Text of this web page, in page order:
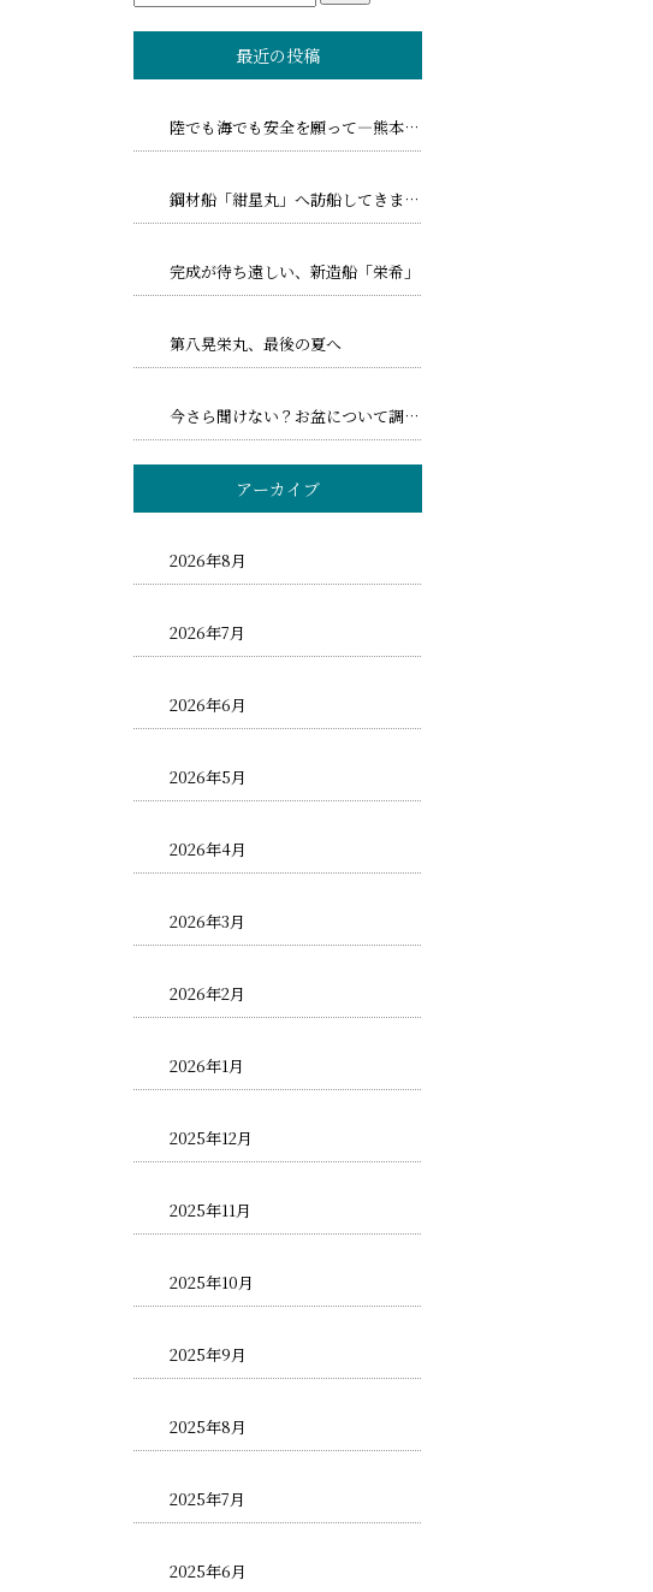
最近の投稿
陸でも海でも安全を願って―熊本地震とトリプル台風への備え
鋼材船「紺星丸」へ訪船してきました！
完成が待ち遠しい、新造船「栄希」
第八晃栄丸、最後の夏へ
今さら聞けない？お盆について調べてみました！
アーカイブ
2026年8月
2026年7月
2026年6月
2026年5月
2026年4月
2026年3月
2026年2月
2026年1月
2025年12月
2025年11月
2025年10月
2025年9月
2025年8月
2025年7月
2025年6月